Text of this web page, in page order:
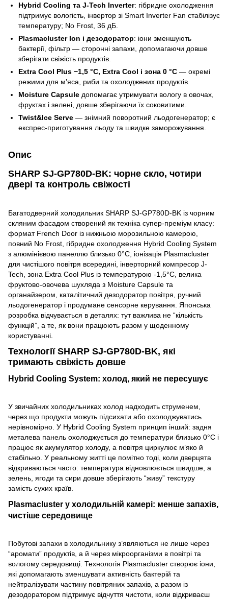
Hybrid Cooling та J-Tech Inverter: гібридне охолодження
підтримує вологість, інвертор зі Smart Inverter Fan стабілізує
температуру; No Frost, 36 дБ.
Plasmacluster Ion і дезодоратор: іони зменшують
бактерії, фільтр — сторонні запахи, допомагаючи довше
зберігати свіжість продуктів.
Extra Cool Plus −1,5 °C, Extra Cool і зона 0 °C — окремі
режими для м’яса, риби та охолоджених продуктів.
Moisture Capsule допомагає утримувати вологу в овочах,
фруктах і зелені, довше зберігаючи їх соковитими.
Twist&Ice Serve — знімний поворотний льодогенератор; є
експрес-приготування льоду та швидке заморожування.
Опис
SHARP SJ-GP780D-BK: чорне скло, чотири
двері та контроль свіжості
Багатодверний холодильник SHARP SJ-GP780D-BK із чорним
скляним фасадом створений як техніка супер-преміум класу:
формат French Door із нижньою морозильною камерою,
повний No Frost, гібридне охолодження Hybrid Cooling System
з алюмінієвою панеллю близько 0°C, іонізація Plasmacluster
для чистішого повітря всередині, інверторний компресор J-
Tech, зона Extra Cool Plus із температурою -1,5°C, велика
фруктово-овочева шухляда з Moisture Capsule та
органайзером, каталітичний дезодоратор повітря, ручний
льодогенератор і продумане сенсорне керування. Японська
розробка відчувається в деталях: тут важлива не “кількість
функцій”, а те, як вони працюють разом у щоденному
користуванні.
Технології SHARP SJ-GP780D-BK, які
тримають свіжість довше
Hybrid Cooling System: холод, який не пересушує
У звичайних холодильниках холод надходить струменем,
через що продукти можуть підсихати або охолоджуватись
нерівномірно. У Hybrid Cooling System принцип інший: задня
металева панель охолоджується до температури близько 0°C і
працює як акумулятор холоду, а повітря циркулює м’яко й
стабільно. У реальному житті це помітно тоді, коли дверцята
відкриваються часто: температура відновлюється швидше, а
зелень, ягоди та сири довше зберігають “живу” текстуру
замість сухих країв.
Plasmacluster у холодильній камері: менше запахів,
чистіше середовище
Побутові запахи в холодильнику з’являються не лише через
“аромати” продуктів, а й через мікроорганізми в повітрі та
вологому середовищі. Технологія Plasmacluster створює іони,
які допомагають зменшувати активність бактерій та
нейтралізувати частину повітряних запахів, а разом із
дезодоратором підтримує відчуття чистоти, коли відкриваєш